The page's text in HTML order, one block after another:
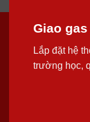
Giao
Lắp đặt hệ
trường học,